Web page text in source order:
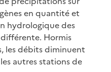
en quantité et
hydrologique des
Hormis
les débits diminuent
autres stations de